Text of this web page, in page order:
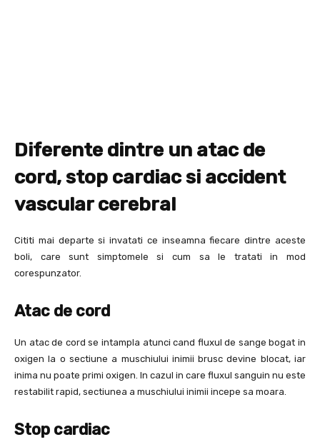
Diferente dintre un atac de
cord, stop cardiac si accident
vascular cerebral
Cititi mai departe si invatati ce inseamna fiecare dintre aceste
boli, care sunt simptomele si cum sa le tratati in mod
corespunzator.
Atac de cord
Un atac de cord se intampla atunci cand fluxul de sange bogat in
oxigen la o sectiune a muschiului inimii brusc devine blocat, iar
inima nu poate primi oxigen. In cazul in care fluxul sanguin nu este
restabilit rapid, sectiunea a muschiului inimii incepe sa moara.
Stop cardiac